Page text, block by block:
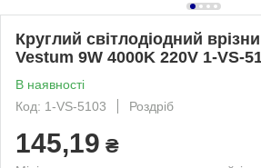
Круглий світлодіодний
Vestum 9W 4000K 220V 1-VS-
В наявності
Код: 1-VS-5103
Роздріб
145,19 ₴